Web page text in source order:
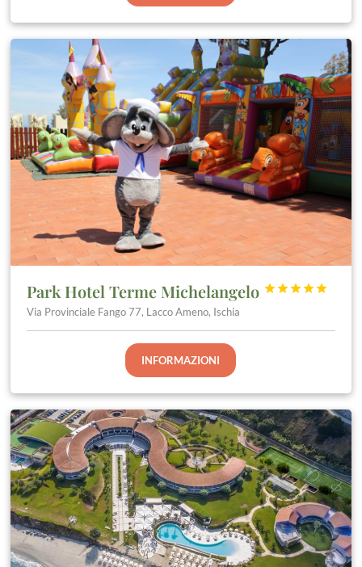
Park Hotel Terme Michelangelo 




Via Provinciale Fango 77, Lacco Ameno, Ischia
INFORMAZIONI